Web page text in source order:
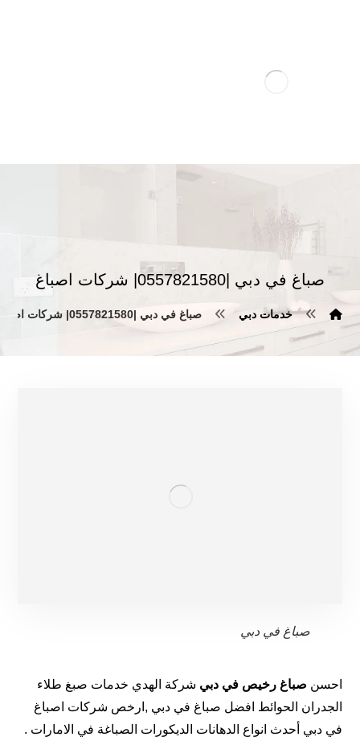
صباغ في دبي |0557821580| شركات اصباغ
خدمات دبي صباغ في دبي |0557821580| شركات اصباغ
صباغ في دبي
احسن صباغ رخيص في دبي شركة الهدي خدمات صبغ طلاء
الجدران الحوائط افضل صباغ في دبي ,ارخص شركات اصباغ
في دبي أحدث انواع الدهانات الديكورات الصباغة في الامارات .